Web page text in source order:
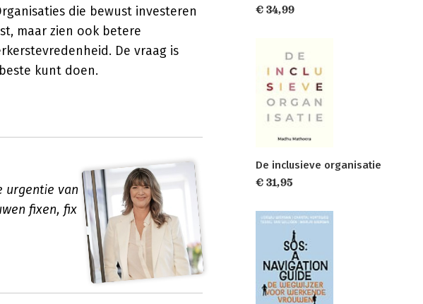
die bewust investeren
maar zien ook betere
De vraag is
kunt doen.
urgentie van
fixen, fix
€ 34,99
De inclusieve organisatie
€ 31,95